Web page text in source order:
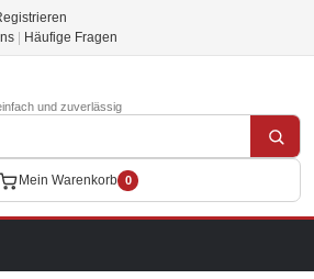
Häufige Fragen
und zuverlässig
Mein Warenkorb 0